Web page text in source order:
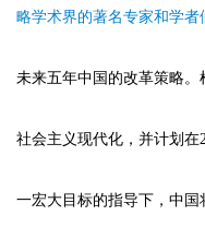
略学术界的著名专家和学者
未来五年中国的改革策略。
社会主义现代化，并计划在
一宏大目标的指导下，中